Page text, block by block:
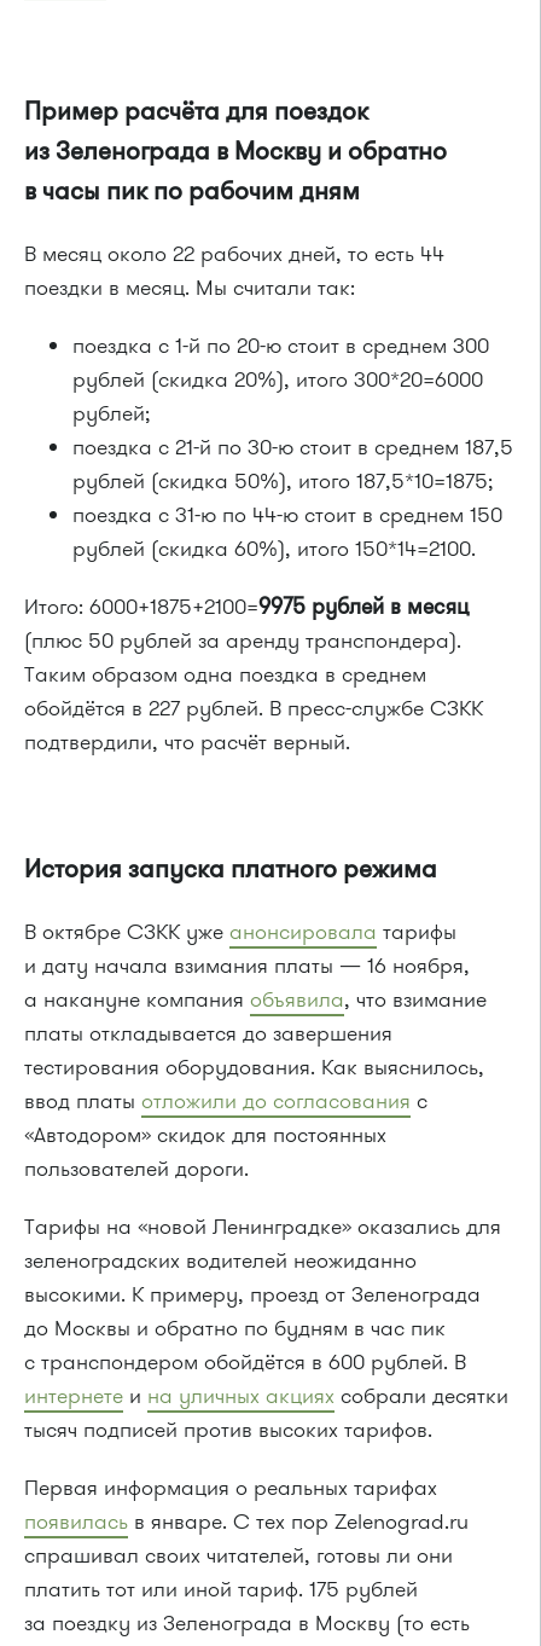
Пример расчёта для поездок
из Зеленограда в Москву и обратно
в часы пик по рабочим дням
В месяц около 22 рабочих дней, то есть 44
поездки в месяц. Мы считали так:
поездка с 1-й по 20-ю стоит в среднем 300
рублей (скидка 20%), итого 300*20=6000
рублей;
поездка с 21-й по 30-ю стоит в среднем 187,5
рублей (скидка 50%), итого 187,5*10=1875;
поездка с 31-ю по 44-ю стоит в среднем 150
рублей (скидка 60%), итого 150*14=2100.
Итого: 6000+1875+2100=9975 рублей в месяц
(плюс 50 рублей за аренду транспондера).
Таким образом одна поездка в среднем
обойдётся в 227 рублей. В пресс-службе СЗКК
подтвердили, что расчёт верный.
История запуска платного режима
В октябре СЗКК уже анонсировала тарифы
и дату начала взимания платы — 16 ноября,
а накануне компания объявила, что взимание
платы откладывается до завершения
тестирования оборудования. Как выяснилось,
ввод платы отложили до согласования с
«Автодором» скидок для постоянных
пользователей дороги.
Тарифы на «новой Ленинградке» оказались для
зеленоградских водителей неожиданно
высокими. К примеру, проезд от Зеленограда
до Москвы и обратно по будням в час пик
с транспондером обойдётся в 600 рублей. В
интернете и на уличных акциях собрали десятки
тысяч подписей против высоких тарифов.
Первая информация о реальных тарифах
появилась в январе. С тех пор Zelenograd.ru
спрашивал своих читателей, готовы ли они
платить тот или иной тариф. 175 рублей
за поездку из Зеленограда в Москву (то есть